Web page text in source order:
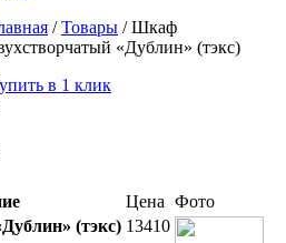
/ Товары / Шкаф
«Дублин» (тэкс)
в 1 клик
Цена Фото
(тэкс) 13410